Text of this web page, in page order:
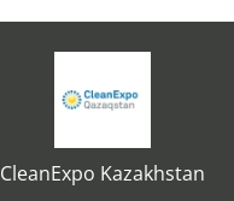
CleanExpo Kazakhstan